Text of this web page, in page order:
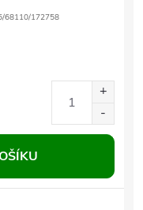
68110/172758